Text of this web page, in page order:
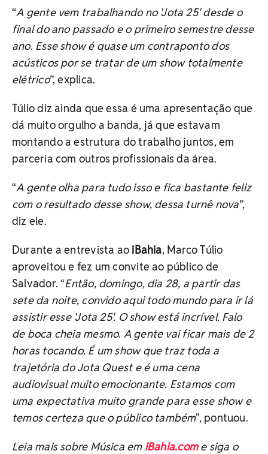
“A gente vem trabalhando no 'Jota 25' desde o
final do ano passado e o primeiro semestre desse
ano. Esse show é quase um contraponto dos
acústicos por se tratar de um show totalmente
elétrico”, explica.
Túlio diz ainda que essa é uma apresentação que
dá muito orgulho a banda, já que estavam
montando a estrutura do trabalho juntos, em
parceria com outros profissionais da área.
“A gente olha para tudo isso e fica bastante feliz
com o resultado desse show, dessa turnê nova”,
diz ele.
Durante a entrevista ao iBahia, Marco Túlio
aproveitou e fez um convite ao público de
Salvador. “Então, domingo, dia 28, a partir das
sete da noite, convido aqui todo mundo para ir lá
assistir esse 'Jota 25'. O show está incrível. Falo
de boca cheia mesmo. A gente vai ficar mais de 2
horas tocando. É um show que traz toda a
trajetória do Jota Quest e é uma cena
audiovisual muito emocionante. Estamos com
uma expectativa muito grande para esse show e
temos certeza que o público também", pontuou.
Leia mais sobre Música em iBahia.com e siga o